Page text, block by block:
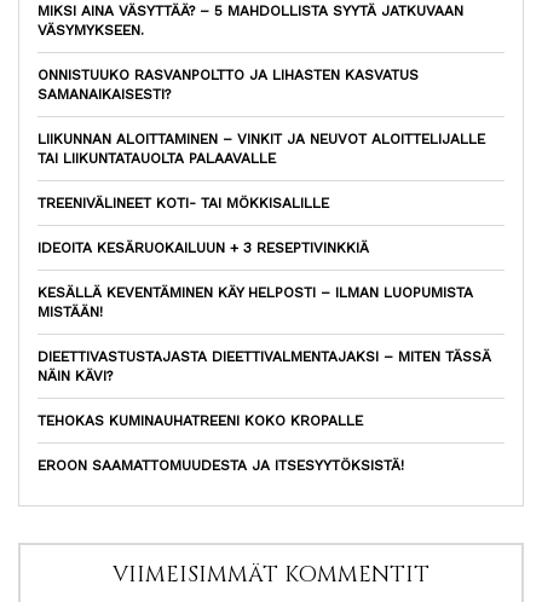
MIKSI AINA VÄSYTTÄÄ? – 5 MAHDOLLISTA SYYTÄ JATKUVAAN
VÄSYMYKSEEN.
ONNISTUUKO RASVANPOLTTO JA LIHASTEN KASVATUS
SAMANAIKAISESTI?
LIIKUNNAN ALOITTAMINEN – VINKIT JA NEUVOT ALOITTELIJALLE
TAI LIIKUNTATAUOLTA PALAAVALLE
TREENIVÄLINEET KOTI- TAI MÖKKISALILLE
IDEOITA KESÄRUOKAILUUN + 3 RESEPTIVINKKIÄ
KESÄLLÄ KEVENTÄMINEN KÄY HELPOSTI – ILMAN LUOPUMISTA
MISTÄÄN!
DIEETTIVASTUSTAJASTA DIEETTIVALMENTAJAKSI – MITEN TÄSSÄ
NÄIN KÄVI?
TEHOKAS KUMINAUHATREENI KOKO KROPALLE
EROON SAAMATTOMUUDESTA JA ITSESYYTÖKSISTÄ!
VIIMEISIMMÄT KOMMENTIT